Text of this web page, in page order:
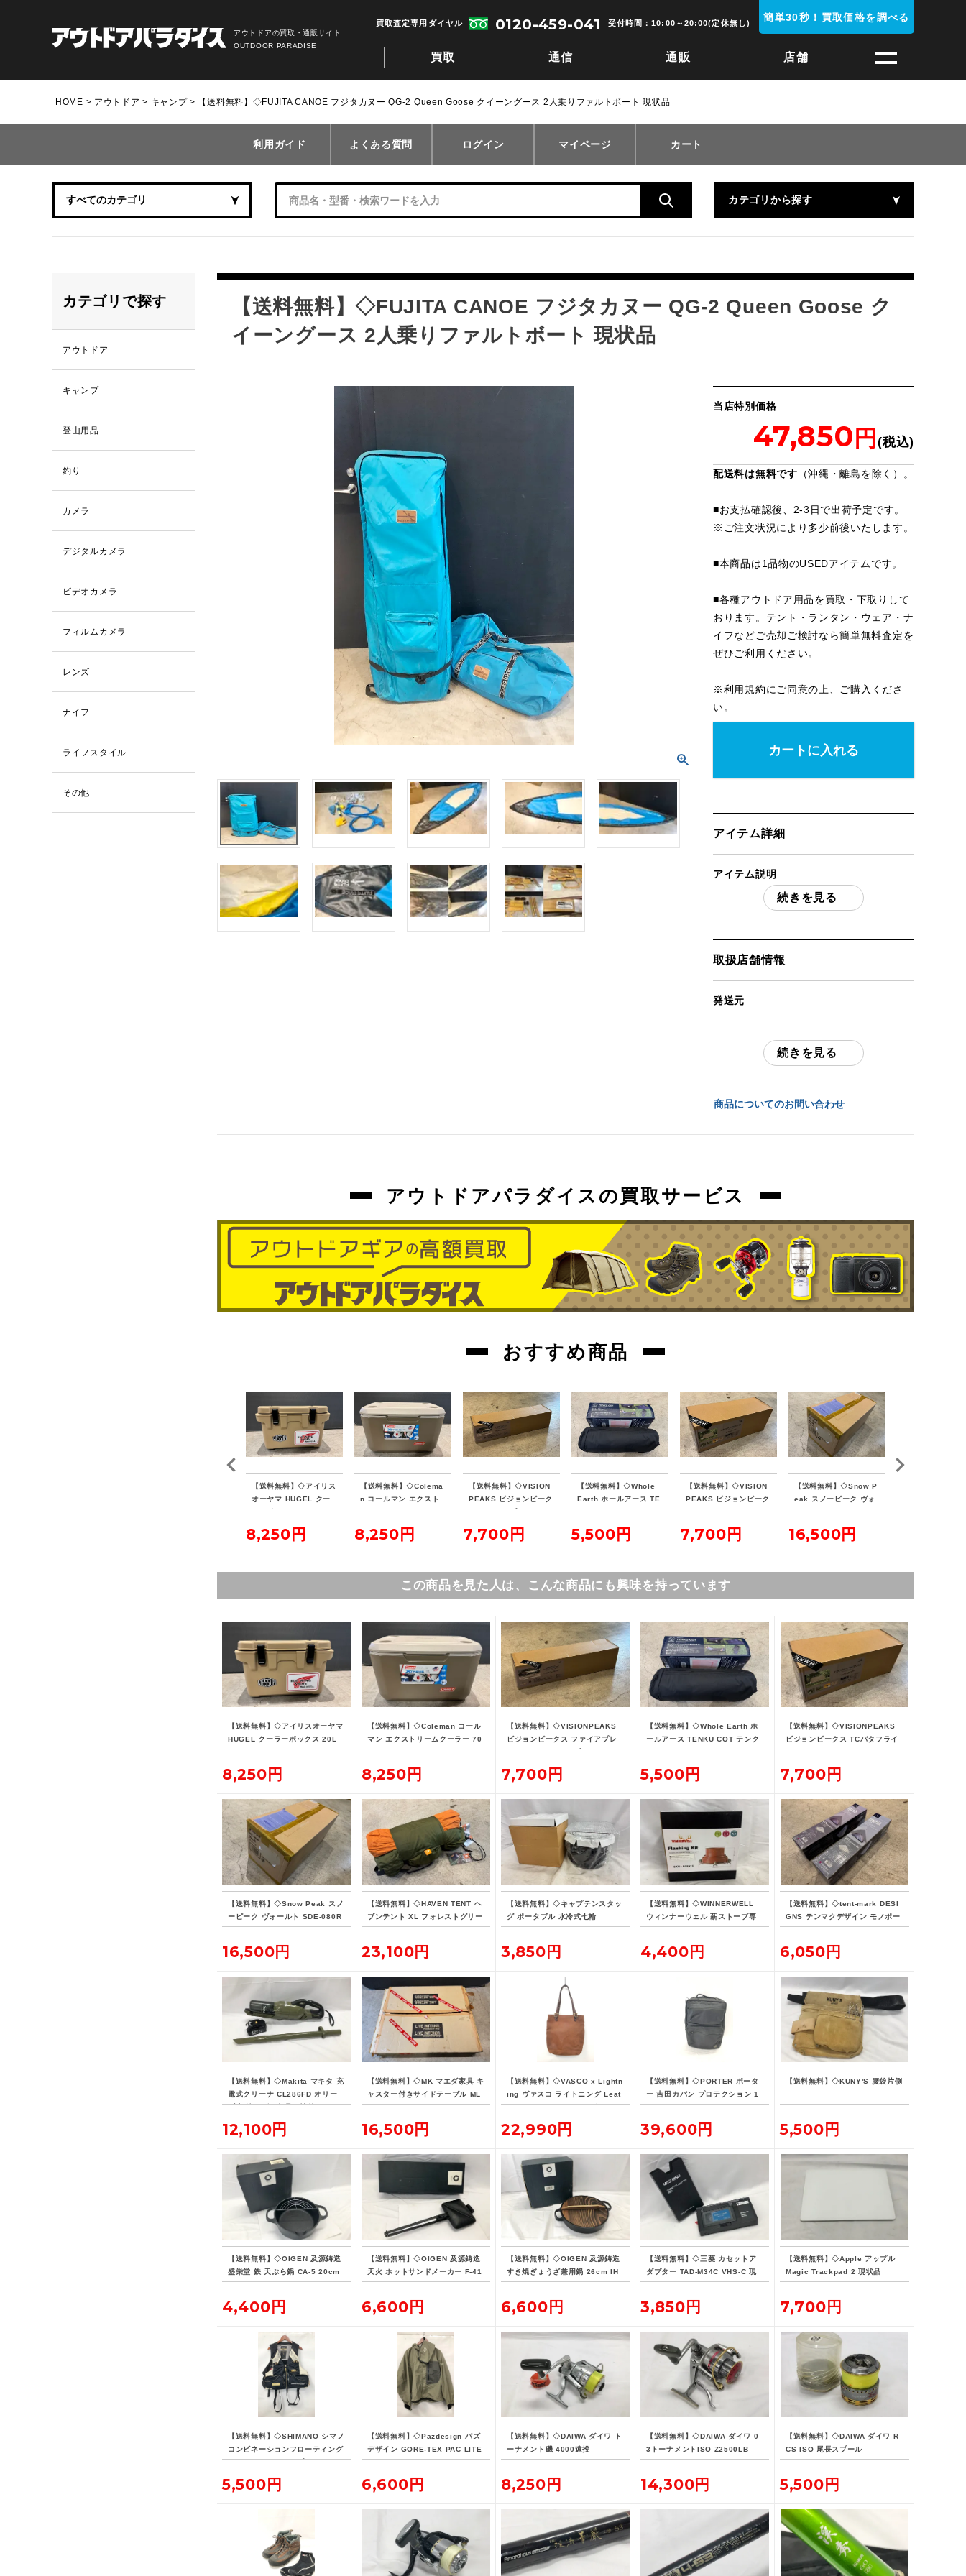
アウトドアの買取・通販サイト
OUTDOOR PARADISE
買取 通信 通販 店舗
買取査定専用ダイヤル 0120-459-041 受付時間：10:00～20:00(定休無し) 簡単30秒！買取価格を調べる
HOME アウトドア キャンプ 【送料無料】◇FUJITA CANOE フジタカヌー QG-2 Queen Goose クイーングース 2人乗りファルトボート 現状品
利用ガイド よくある質問 ログイン マイページ カート
カテゴリから探す
【送料無料】◇FUJITA CANOE フジタカヌー QG-2 Queen Goose ク
イーングース 2人乗りファルトボート 現状品
当店特別価格
47,850
配送料は無料です （沖縄・離島を除く）。
■お支払確認後、2-3日で出荷予定です。
※ ご注文状況により多少前後いたします。
■本商品は1品物のUSEDアイテムです。
■各種アウトドア用品を買取・下取りして
おります。テント・ランタン・ウェア・ナ
イフなどご売却ご検討なら簡単無料査定を
ぜひご利用ください。
※利用規約にご同意の上、ご購入くださ
い。
カートに入れる
アイテム詳細
アイテム説明
FUJITA CANOE フジタカヌー QG-2
(撮影、運搬備品は除く)
アイテム状態
ル推奨、現状お渡し品）
長期保管、使用感のあるお品物になりま
的にカビございます。
み立て未確認の現状品になります。
現状品になりますので、記載にない欠品、
パーツ破損、動作不具合も保証対象外にな
ります。
商品に関するご質問にはお答えいたしかね
ます。掲載写真にてご判断くださいませ。
続きを見る
取扱店舗情報
発送元
続きを見る
商品についてのお問い合わせ
アウトドアパラダイスの買取サービス
おすすめ商品
【送料無料】◇アイリス
オーヤマ HUGEL クー
ラーボックス 20L
8,250円
【送料無料】◇Colema
n コールマン エクスト
リームクーラー 70QT
8,250円
【送料無料】◇VISION
PEAKS ビジョンピーク
ス ファイアプレイス TC
7,700円
【送料無料】◇Whole
Earth ホールアース TE
NKU COT テンクウコッ
5,500円
【送料無料】◇VISION
PEAKS ビジョンピーク
ス TCバタフライシェル
7,700円
【送料無料】◇Snow P
eak スノーピーク ヴォ
ールト SDE-080RH
16,500円
この商品を見た人は、こんな商品にも興味を持っています
【送料無料】◇アイリスオーヤマ
HUGEL クーラーボックス 20L
8,250円
【送料無料】◇Coleman コール
マン エクストリームクーラー 70
QT タンカラー
8,250円
【送料無料】◇VISIONPEAKS
ビジョンピークス ファイアプレ
イス TCレクタタープ
7,700円
【送料無料】◇Whole Earth ホ
ールアース TENKU COT テンク
ウコット
5,500円
【送料無料】◇VISIONPEAKS
ビジョンピークス TCバタフライ
シェルターSOLO
7,700円
【送料無料】◇Snow Peak スノ
ーピーク ヴォールト SDE-080R
H
16,500円
【送料無料】◇HAVEN TENT ヘ
ブンテント XL フォレストグリー
ン
23,100円
【送料無料】◇キャプテンスタッ
グ ポータブル 水冷式七輪
3,850円
【送料無料】◇WINNERWELL
ウィンナーウェル 薪ストーブ専
用 フラッシングキット パイプブ
4,400円
【送料無料】◇tent-mark DESI
GNS テンマクデザイン モノポー
ルインナーテント ファブリック 2
6,050円
【送料無料】◇Makita マキタ 充
電式クリーナ CL286FD オリー
ブ 標準ノズル欠品・社外バッテ
12,100円
【送料無料】◇MK マエダ家具 キ
ャスター付きサイドテーブル ML
E-015
16,500円
【送料無料】◇VASCO x Lightn
ing ヴァスコ ライトニング Leat
her Lover Tote ニベレザー トー
22,990円
【送料無料】◇PORTER ポータ
ー 吉田カバン プロテクション 1
5L デイパック リュックサック
39,600円
【送料無料】◇KUNY'S 腰袋片側
5,500円
【送料無料】◇OIGEN 及源鋳造
盛栄堂 鉄 天ぷら鍋 CA-5 20cm
4,400円
【送料無料】◇OIGEN 及源鋳造
天火 ホットサンドメーカー F-41
6
6,600円
【送料無料】◇OIGEN 及源鋳造
すき焼ぎょうざ兼用鍋 26cm IH
対応
6,600円
【送料無料】◇三菱 カセットア
ダプター TAD-M34C VHS-C 現
状品
3,850円
【送料無料】◇Apple アップル
Magic Trackpad 2 現状品
7,700円
【送料無料】◇SHIMANO シマノ
コンビネーションフローティング
ベスト・リミテッドプロ VE-190
5,500円
【送料無料】◇Pazdesign パズ
デザイン GORE-TEX PAC LITE
フィッシングジャケット ZGR-10
6,600円
【送料無料】◇DAIWA ダイワ ト
ーナメント磯 4000遠投
8,250円
【送料無料】◇DAIWA ダイワ 0
3トーナメントISO Z2500LB
14,300円
【送料無料】◇DAIWA ダイワ R
CS ISO 尾長スプール
5,500円
カテゴリで探す
アウトドア
キャンプ
登山用品
釣り
カメラ
デジタルカメラ
ビデオカメラ
フィルムカメラ
レンズ
ナイフ
ライフスタイル
その他